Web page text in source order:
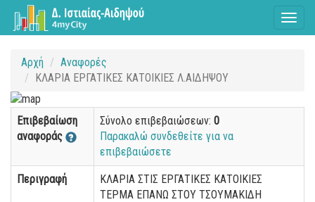
Αρχή
Αναφορές
ΚΛΑΡΙΑ ΕΡΓΑΤΙΚΕΣ ΚΑΤΟΙΚΙΕΣ Λ.ΑΙΔΗΨΟΥ
Επιβεβαίωση
αναφοράς
Σύνολο επιβεβαιώσεων: 0
Παρακαλώ συνδεθείτε για να
επιβεβαιώσετε
Περιγραφή
ΚΛΑΡΙΑ ΣΤΙΣ ΕΡΓΑΤΙΚΕΣ ΚΑΤΟΙΚΙΕΣ
ΤΕΡΜΑ ΕΠΑΝΩ ΣΤΟΥ ΤΣΟΥΜΑΚΙΔΗ